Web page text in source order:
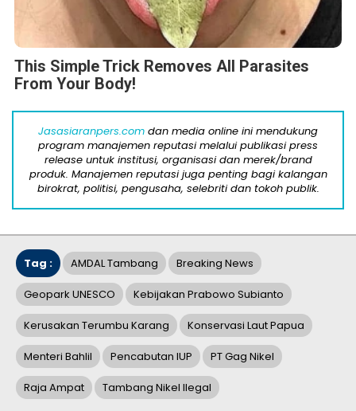
This Simple Trick Removes All Parasites
From Your Body!
Jasasiaranpers.com dan media online ini mendukung
program manajemen reputasi melalui publikasi press
release untuk institusi, organisasi dan merek/brand
produk. Manajemen reputasi juga penting bagi kalangan
birokrat, politisi, pengusaha, selebriti dan tokoh publik.
Tag : AMDAL Tambang Breaking News
Geopark UNESCO Kebijakan Prabowo Subianto
Kerusakan Terumbu Karang Konservasi Laut Papua
Menteri Bahlil Pencabutan IUP PT Gag Nikel
Raja Ampat Tambang Nikel Ilegal